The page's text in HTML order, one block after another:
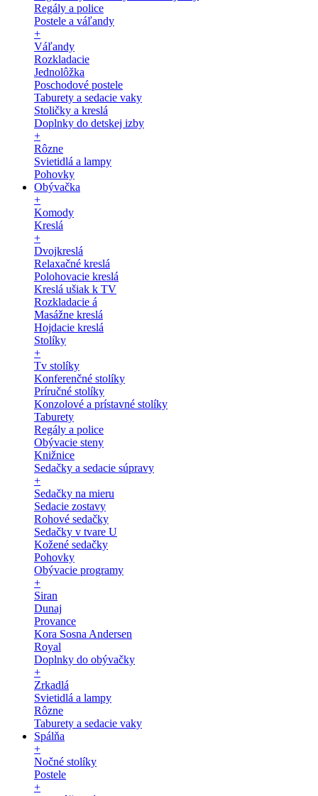
Regály a police
Postele a váľandy
+
Váľandy
Rozkladacie
Jednolôžka
Poschodové postele
Taburety a sedacie vaky
Stoličky a kreslá
Doplnky do detskej izby
+
Rôzne
Svietidlá a lampy
Pohovky
Obývačka
+
Komody
Kreslá
+
Dvojkreslá
Relaxačné kreslá
Polohovacie kreslá
Kreslá ušiak k TV
Rozkladacie á
Masážne kreslá
Hojdacie kreslá
Stolíky
+
Tv stolíky
Konferenčné stolíky
Príručné stolíky
Konzolové a prístavné stolíky
Taburety
Regály a police
Obývacie steny
Knižnice
Sedačky a sedacie súpravy
+
Sedačky na mieru
Sedacie zostavy
Rohové sedačky
Sedačky v tvare U
Kožené sedačky
Pohovky
Obývacie programy
+
Siran
Dunaj
Provance
Kora Sosna Andersen
Royal
Doplnky do obývačky
+
Zrkadlá
Svietidlá a lampy
Rôzne
Taburety a sedacie vaky
Spálňa
+
Nočné stolíky
Postele
+